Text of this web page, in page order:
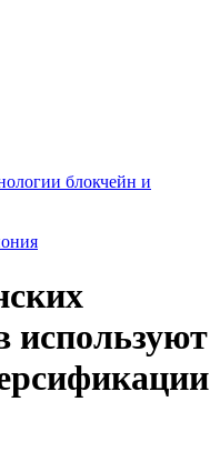
блокчейн и
используют